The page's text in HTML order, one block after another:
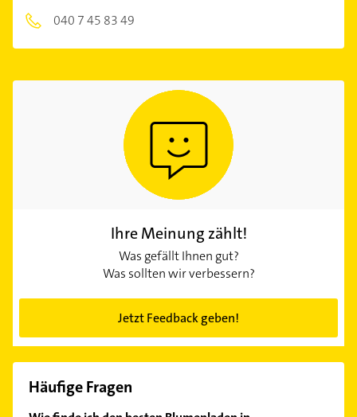
040 7 45 83 49
Ihre Meinung zählt!
Was gefällt Ihnen gut?
Was sollten wir verbessern?
Jetzt Feedback geben!
Häufige Fragen